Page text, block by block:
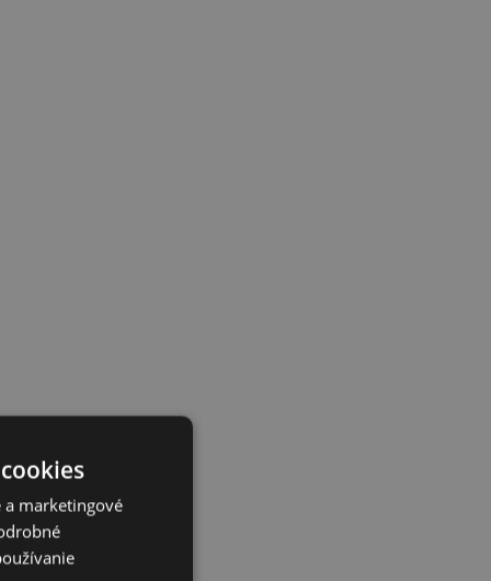
marketingové